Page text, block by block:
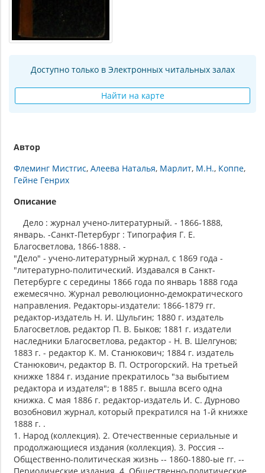
Доступно только в Электронных читальных залах
Найти на карте
Автор
Флеминг Мистгис Алеева Наталья Марлит М.Н. Коппе
Гейне Генрих
Описание
Дело : журнал учено-литературный. - 1866-1888,
январь. -Санкт-Петербург : Типография Г. Е.
Благосветлова, 1866-1888. -
"Дело" - учено-литературный журнал, с 1869 года -
"литературно-политический. Издавался в Санкт-
Петербурге с середины 1866 года по январь 1888 года
ежемесячно. Журнал революционно-демократического
направления. Редакторы-издатели: 1866-1879 гг.
редактор-издатель Н. И. Шульгин; 1880 г. издатель
Благосветлов, редактор П. В. Быков; 1881 г. издатели
наследники Благосветлова, редактор - Н. В. Шелгунов;
1883 г. - редактор К. М. Станюкович; 1884 г. издатель
Станюкович, редактор В. П. Острогорский. На третьей
книжке 1884 г. издание прекратилось "за выбытием
редактора и издателя"; в 1885 г. вышла всего одна
книжка. С мая 1886 г. редактор-издатель И. С. Дурново
возобновил журнал, который прекратился на 1-й книжке
1888 г. .
1. Народ (коллекция). 2. Отечественные сериальные и
продолжающиеся издания (коллекция). 3. Россия --
Общественно-политическая жизнь -- 1860-1880-ые гг. --